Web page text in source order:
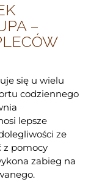
–
się u wielu
codziennego
lepsze
ze
z pomocy
zabieg na